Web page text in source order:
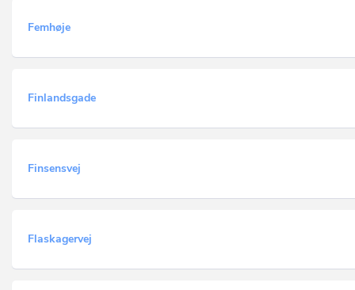
Femhøje
Finlandsgade
Finsensvej
Flaskagervej